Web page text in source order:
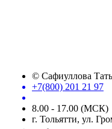
© Сафиуллова
+7(800) 201 21 97
8.00 - 17.00 (МСК)
г. Тольятти, ул.